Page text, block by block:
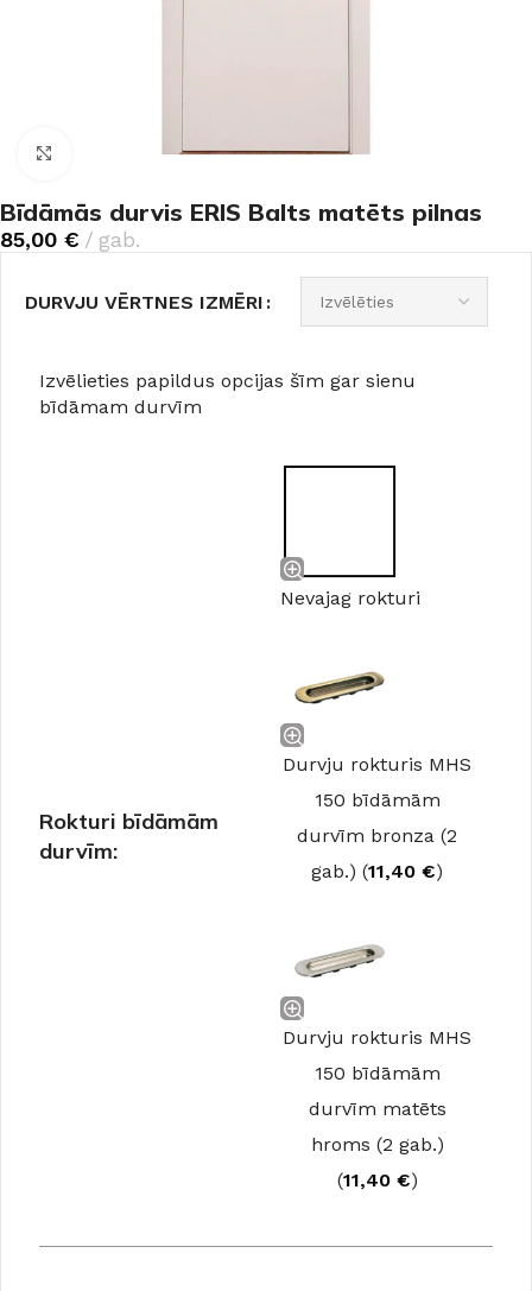
Noklikšķiniet, lai palielinātu
Bīdāmās durvis ERIS Balts matēts pilnas
85,00 € gab.
DURVJU VĒRTNES IZMĒRI
Izvēlieties papildus opcijas šīm gar sienu
bīdāmam durvīm
Rokturi bīdāmām
durvīm:
Nevajag rokturi
Durvju rokturis MHS
150 bīdāmām
durvīm bronza (2
gab.) (11,40 €)
Durvju rokturis MHS
150 bīdāmām
durvīm matēts
hroms (2 gab.)
(11,40 €)